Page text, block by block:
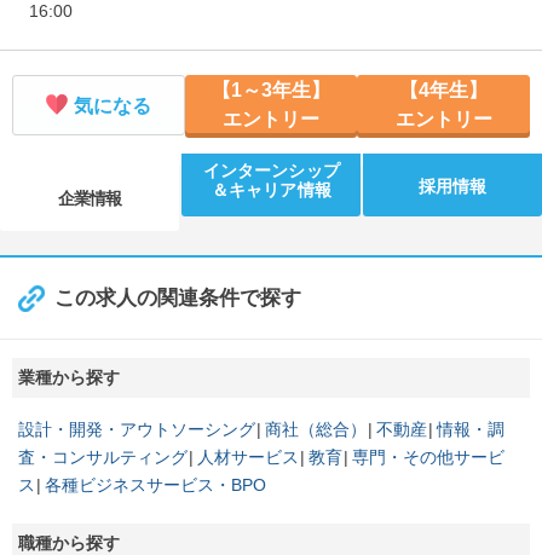
16:00
気になる
【1～3年生】
エントリー
【4年生】
エントリー
企業情報
インターンシップ
＆キャリア情報
採用情報
この求人の関連条件で探す
業種から探す
設計・開発・アウトソーシング 商社（総合） 不動産 情報・調
査・コンサルティング
人材サービス 教育 専門・その他サービ
ス
各種ビジネスサービス・BPO
職種から探す